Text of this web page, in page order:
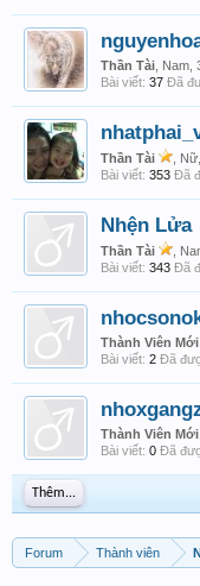
Thần Tài , Nam,
Bài viết: 37 Đã
Thần Tài
,
Bài viết: 353 Đã
Nhện Lửa
Thần Tài ,
Bài viết: 343 Đã
Thành Viên Mới
Bài viết: 2 Đã
Thành Viên Mới
Bài viết: 0 Đã
Thêm...
Forum Thành viên